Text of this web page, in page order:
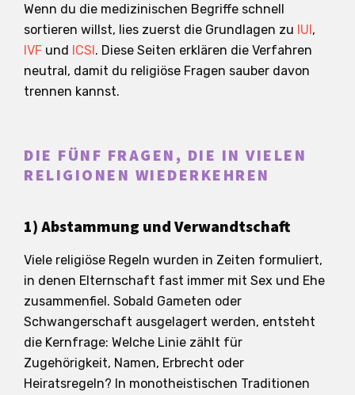
Wenn du die medizinischen Begriffe schnell
sortieren willst, lies zuerst die Grundlagen zu IUI,
IVF und ICSI. Diese Seiten erklären die Verfahren
neutral, damit du religiöse Fragen sauber davon
trennen kannst.
DIE FÜNF FRAGEN, DIE IN VIELEN
RELIGIONEN WIEDERKEHREN
1) Abstammung und Verwandtschaft
Viele religiöse Regeln wurden in Zeiten formuliert,
in denen Elternschaft fast immer mit Sex und Ehe
zusammenfiel. Sobald Gameten oder
Schwangerschaft ausgelagert werden, entsteht
die Kernfrage: Welche Linie zählt für
Zugehörigkeit, Namen, Erbrecht oder
Heiratsregeln? In monotheistischen Traditionen